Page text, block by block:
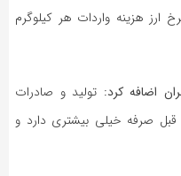
ارز هزینه واردات هر کیلوگرم
اضافه کرد: تولید و صادرات
کشاورزی در مقایسه با ۶ ماه قبل صرفه خیلی بیشتری دارد و